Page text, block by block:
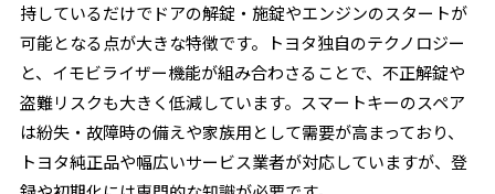
持しているだけでドアの解錠・施錠やエンジンのスタートが
可能となる点が大きな特徴です。トヨタ独自のテクノロジー
と、イモビライザー機能が組み合わさることで、不正解錠や
盗難リスクも大きく低減しています。スマートキーのスペア
は紛失・故障時の備えや家族用として需要が高まっており、
トヨタ純正品や幅広いサービス業者が対応していますが、登